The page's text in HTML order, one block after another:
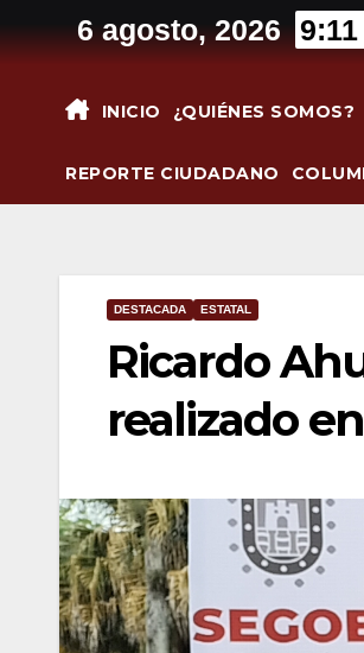
al
6 agosto, 2026
INICIO ¿QUIÉNES SOMOS?
REPORTE CIUDADANO
DESTACADA ESTATAL
Ricardo
realizado